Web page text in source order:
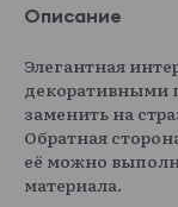
Описание
Элегантная
декоративными
заменить на
Обратная
её можно
материала.